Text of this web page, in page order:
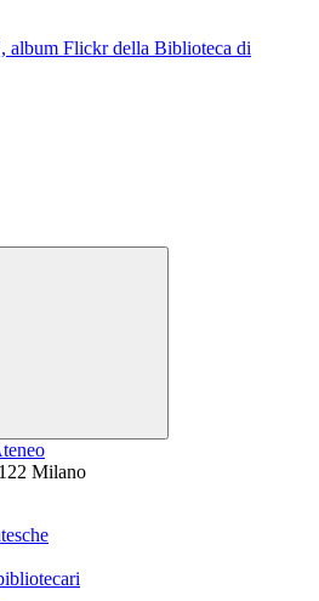
album Flickr della Biblioteca di
Milano